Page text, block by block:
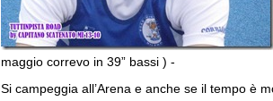
maggio correvo in 39” bassi ) -
Si campeggia all’Arena e anche se il tempo è